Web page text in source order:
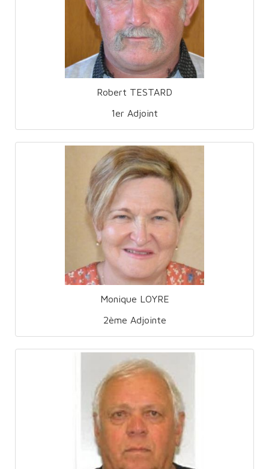
Robert TESTARD
1er Adjoint
Monique LOYRE
2ème Adjointe